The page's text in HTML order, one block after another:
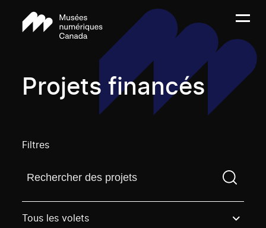
Projets financés
Filtres
Trouvez un projetVous devez saisir un terme de
Tous les volets